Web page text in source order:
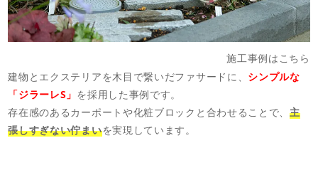
施工事例はこちら
建物とエクステリアを木目で繋いだファサードに、 シンプルな
「ジラーレS」 を採用した事例です。
存在感のあるカーポートや化粧ブロックと合わせることで、主
張しすぎない佇まいを実現しています。